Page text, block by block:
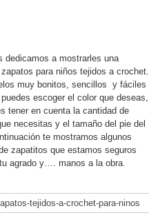
dedicamos a mostrarles una
para niños tejidos a crochet.
muy bonitos, sencillos y fáciles
escoger el color que deseas,
tener en cuenta la cantidad de
necesitas y el tamaño del pie del
te mostramos algunos
zapatitos que estamos seguros
agrado y…. manos a la obra.